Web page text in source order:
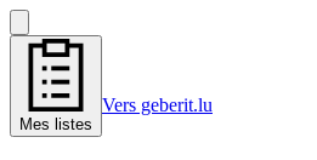
Mes listes
Vers geberit.lu